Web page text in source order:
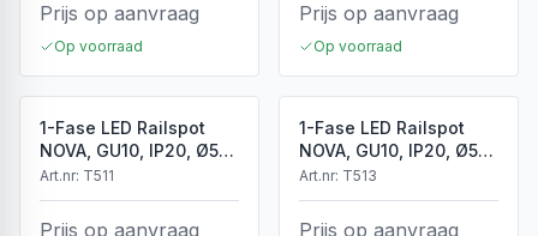
Prijs op aanvraag
Op voorraad
Prijs op aanvraag
Op voorraad
1-Fase LED Railspot
NOVA, GU10, IP20, Ø56
x 85 mm, Wit
Art.nr: T511
Prijs op aanvraag
1-Fase LED Railspot
NOVA, GU10, IP20, Ø56
x 85 mm, Zwart
Art.nr: T513
Prijs op aanvraag